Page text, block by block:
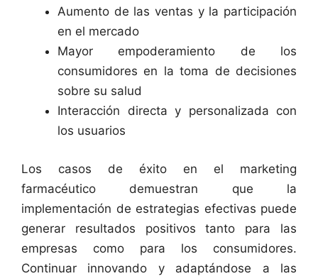
Aumento de las ventas y la participación
en el mercado
Mayor empoderamiento de los
consumidores en la toma de decisiones
sobre su salud
Interacción directa y personalizada con
los usuarios
Los casos de éxito en el marketing
farmacéutico demuestran que la
implementación de estrategias efectivas puede
generar resultados positivos tanto para las
empresas como para los consumidores.
Continuar innovando y adaptándose a las